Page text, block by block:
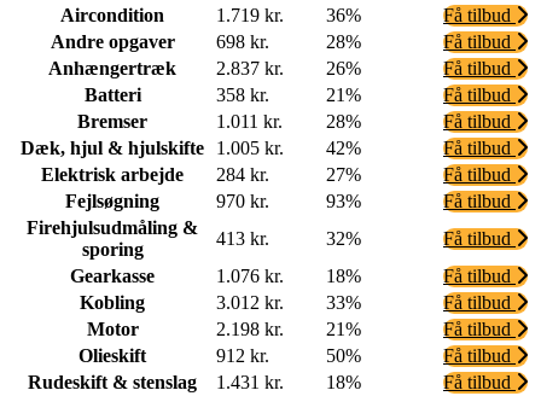
Aircondition
1.719 kr. 36%
Få tilbud
Andre opgaver
698 kr. 28%
Få tilbud
Anhængertræk
2.837 kr. 26%
Få tilbud
Batteri
358 kr. 21%
Få tilbud
Bremser
1.011 kr. 28%
Få tilbud
Dæk, hjul & hjulskifte
1.005 kr. 42%
Få tilbud
Elektrisk arbejde
284 kr. 27%
Få tilbud
Fejlsøgning
970 kr. 93%
Få tilbud
Firehjulsudmåling &
sporing
413 kr. 32%
Få tilbud
Gearkasse
1.076 kr. 18%
Få tilbud
Kobling
3.012 kr. 33%
Få tilbud
Motor
2.198 kr. 21%
Få tilbud
Olieskift
912 kr. 50%
Få tilbud
Rudeskift & stenslag
1.431 kr. 18%
Få tilbud